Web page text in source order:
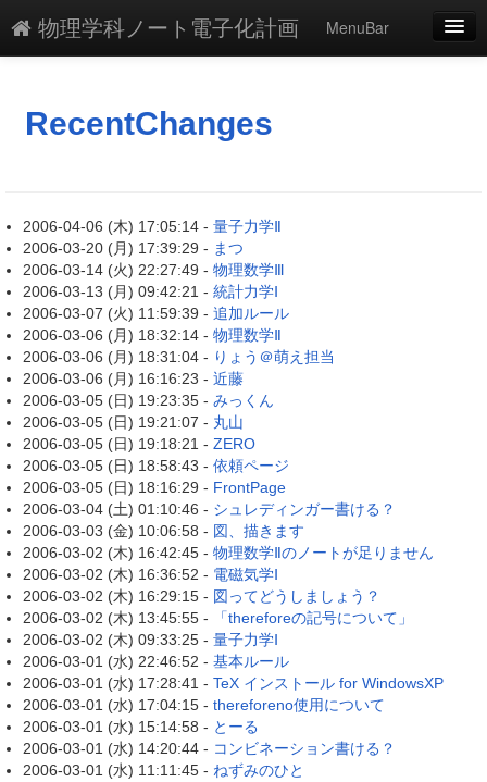
物理学科ノート電子化計画
MenuBar
最終更新
RecentChanges
2006-04-06 (木) 17:05:14 - 量子力学Ⅱ
2006-03-20 (月) 17:39:29 - まつ
2006-03-14 (火) 22:27:49 - 物理数学Ⅲ
2006-03-13 (月) 09:42:21 - 統計力学Ⅰ
2006-03-07 (火) 11:59:39 - 追加ルール
2006-03-06 (月) 18:32:14 - 物理数学Ⅱ
2006-03-06 (月) 18:31:04 - りょう＠萌え担当
2006-03-06 (月) 16:16:23 - 近藤
2006-03-05 (日) 19:23:35 - みっくん
2006-03-05 (日) 19:21:07 - 丸山
2006-03-05 (日) 19:18:21 - ZERO
2006-03-05 (日) 18:58:43 - 依頼ページ
2006-03-05 (日) 18:16:29 - FrontPage
2006-03-04 (土) 01:10:46 - シュレディンガー書ける？
2006-03-03 (金) 10:06:58 - 図、描きます
2006-03-02 (木) 16:42:45 - 物理数学Ⅱのノートが足りません
2006-03-02 (木) 16:36:52 - 電磁気学Ⅰ
2006-03-02 (木) 16:29:15 - 図ってどうしましょう？
2006-03-02 (木) 13:45:55 -
「thereforeの記号について」
2006-03-02 (木) 09:33:25 - 量子力学Ⅰ
2006-03-01 (水) 22:46:52 - 基本ルール
2006-03-01 (水) 17:28:41 - TeX インストール for WindowsXP
2006-03-01 (水) 17:04:15 - thereforeno使用について
2006-03-01 (水) 15:14:58 - とーる
2006-03-01 (水) 14:20:44 - コンビネーション書ける？
2006-03-01 (水) 11:11:45 - ねずみのひと